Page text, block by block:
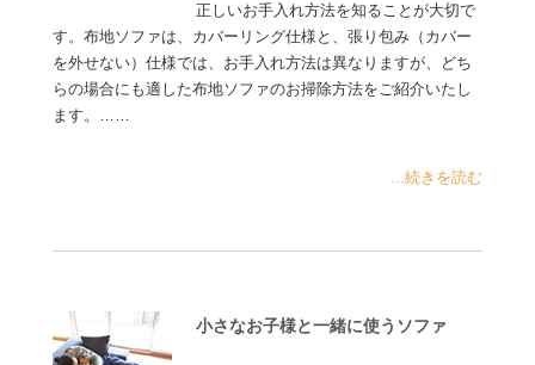
正しいお手入れ方法を知ることが大切で
す。布地ソファは、カバーリング仕様と、張り包み（カバー
を外せない）仕様では、お手入れ方法は異なりますが、どち
らの場合にも適した布地ソファのお掃除方法をご紹介いたし
ます。……
...続きを読む
小さなお子様と一緒に使うソファ